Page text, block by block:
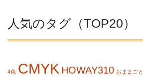
人気のタグ（TOP20）
4色 CMYK HOWAY310 おままごと